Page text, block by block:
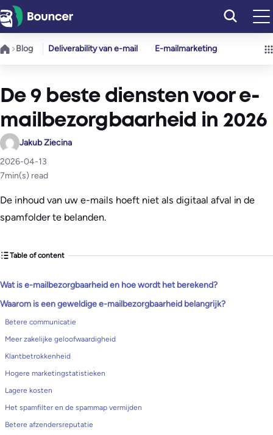
Ga
naar
de
Blog Deliverability van e-mail E-mailmarketing
De 9 beste diensten voor e-
mailbezorgbaarheid in 2026
Jakub Ziecina
2026-04-13
7min(s) read
De inhoud van uw e-mails hoeft niet als digitaal afval in de
spamfolder te belanden.
Table of content
Wat is e-mailbezorgbaarheid en hoe wordt het berekend?
Waarom is een geweldige e-mailbezorgbaarheid belangrijk?
Betere communicatie
Meer zakelijke geloofwaardigheid
Klantbetrokkenheid
Hogere marketingstatistieken
Lagere kosten
Het spamfilter en de spammap vermijden
Betere afzendersreputatie